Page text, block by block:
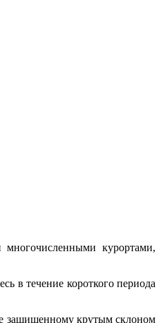
курортами,
в течение короткого периода
защищенному крутым склоном